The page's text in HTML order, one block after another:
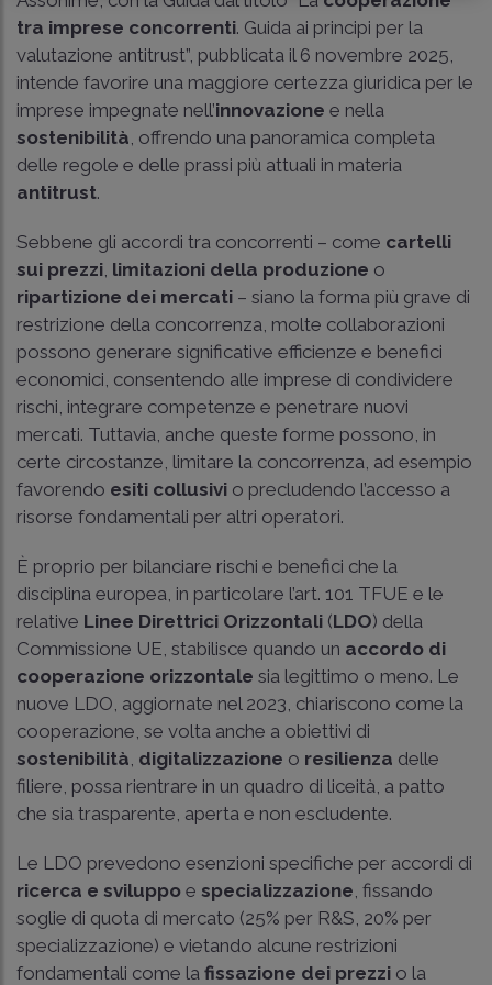
tra imprese concorrenti. Guida ai principi per la
valutazione antitrust”, pubblicata il 6 novembre 2025,
intende favorire una maggiore certezza giuridica per le
imprese impegnate nell’innovazione e nella
sostenibilità , offrendo una panoramica completa
delle regole e delle prassi più attuali in materia
antitrust.
Sebbene gli accordi tra concorrenti – come cartelli
sui prezzi limitazioni della produzione o
ripartizione dei mercati – siano la forma più grave di
restrizione della concorrenza, molte collaborazioni
possono generare significative efficienze e benefici
economici, consentendo alle imprese di condividere
rischi, integrare competenze e penetrare nuovi
mercati. Tuttavia, anche queste forme possono, in
certe circostanze, limitare la concorrenza, ad esempio
favorendo esiti collusivi o precludendo l’accesso a
risorse fondamentali per altri operatori.
È proprio per bilanciare rischi e benefici che la
disciplina europea, in particolare l’art. 101 TFUE e le
relative Linee Direttrici Orizzontali (LDO) della
Commissione UE, stabilisce quando un accordo di
cooperazione orizzontale sia legittimo o meno. Le
nuove LDO, aggiornate nel 2023, chiariscono come la
cooperazione, se volta anche a obiettivi di
sostenibilità digitalizzazione o resilienza delle
filiere, possa rientrare in un quadro di liceità, a patto
che sia trasparente, aperta e non escludente.
Le LDO prevedono esenzioni specifiche per accordi di
ricerca e sviluppo e specializzazione , fissando
soglie di quota di mercato (25% per R&S, 20% per
specializzazione) e vietando alcune restrizioni
fondamentali come la fissazione dei prezzi o la